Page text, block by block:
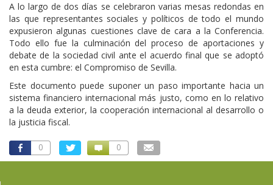
A lo largo de dos días se celebraron varias mesas redondas en
las que representantes sociales y políticos de todo el mundo
expusieron algunas cuestiones clave de cara a la Conferencia.
Todo ello fue la culminación del proceso de aportaciones y
debate de la sociedad civil ante el acuerdo final que se adoptó
en esta cumbre: el Compromiso de Sevilla.
Este documento puede suponer un paso importante hacia un
sistema financiero internacional más justo, como en lo relativo
a la deuda exterior, la cooperación internacional al desarrollo o
la justicia fiscal.
0 0